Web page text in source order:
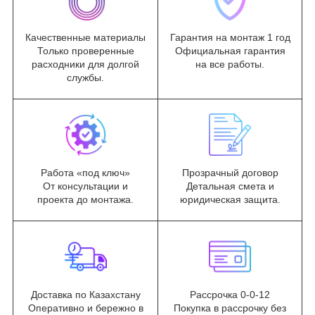
Качественные материалы
Только проверенные
расходники для долгой
службы.
Гарантия на монтаж 1 год
Официальная гарантия
на все работы.
Работа «под ключ»
От консультации и
проекта до монтажа.
Прозрачный договор
Детальная смета и
юридическая защита.
Доставка по Казахстану
Оперативно и бережно в
Рассрочка 0-0-12
Покупка в рассрочку без